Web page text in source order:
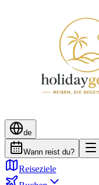
de
Wann reist du?
Reiseziele